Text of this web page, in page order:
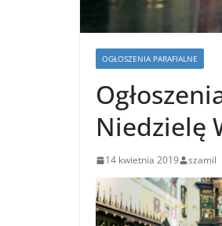
OGŁOSZENIA PARAFIALNE
Niedzielę
14 kwietnia 2019 szamil